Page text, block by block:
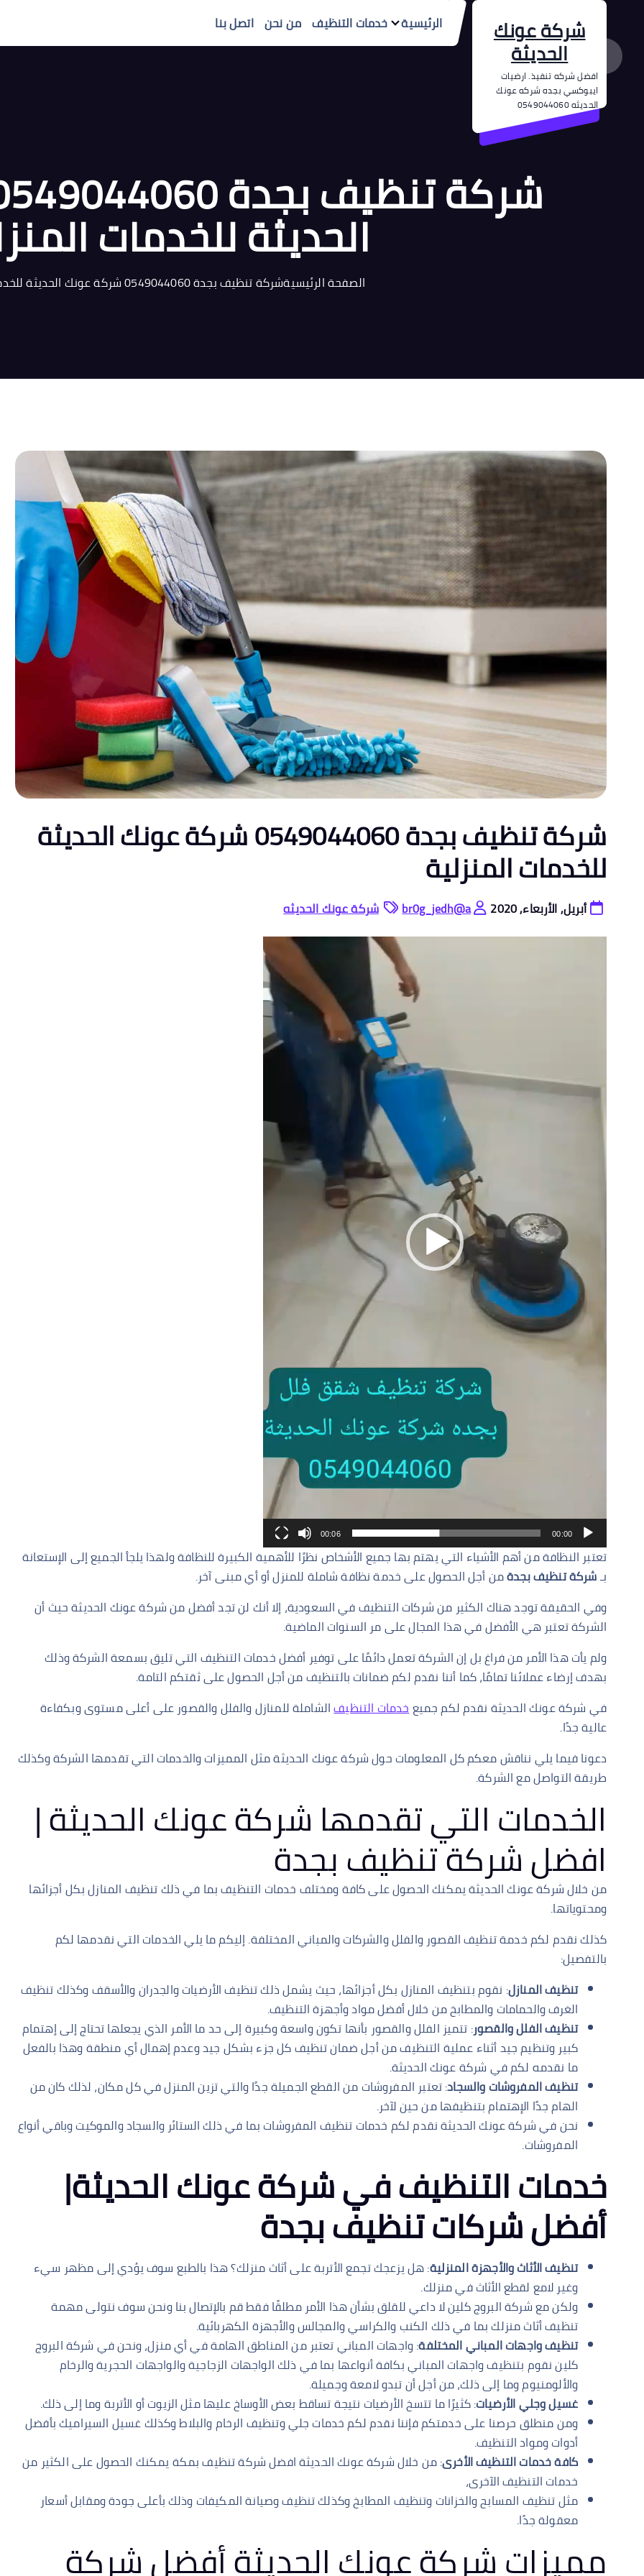
شركة عونك
الحديثة
افضل شركه تنفيذ. ارضيات
ايبوكسي بجده شركه عونك
الحديثه 0549044060
الرئيسية خدمات التنظيف من نحن اتصل بنا
الحديثة للخدمات
الصفحة الرئيسيةشركة تنظيف بجدة 0549044060 شركة عونك الحديثة للخدمات المنزلية
شركة تنظيف بجدة 0549044060 شركة عونك الحديثة
للخدمات المنزلية
أبريل, الأربعاء, 2020 br0g_jedh@a
شركة عونك الحديثه
00:00
00:06
تعتبر النظافة من أهم الأشياء التي يهتم بها جميع الأشخاص نظرًا للأهمية الكبيرة للنظافة ولهذا يلجأ الجميع إلى الإستعانة
بـشركة تنظيف بجدةمن أجل الحصول على خدمة نظافة شاملة للمنزل أو أي مبنى آخر.
وفي الحقيقة توجد هناك الكثير من شركات التنظيف في السعودية، إلا أنك لن تجد أفضل من شركة عونك الحديثة حيث أن
الشركة تعتبر هي الأفضل في هذا المجال على مر السنوات الماضية.
ولم يأت هذا الأمر من فراغ بل إن الشركة تعمل دائمًا على توفير أفضل خدمات التنظيف التي تليق بسمعة الشركة وذلك
بهدف إرضاء عملائنا تمامًا، كما أننا نقدم لكم ضمانات بالتنظيف من أجل الحصول على ثقتكم التامة.
في شركة عونك الحديثة نقدم لكم جميعخدمات التنظيفالشاملة للمنازل والفلل والقصور على أعلى مستوى وبكفاءة
عالية جدًا.
دعونا فيما يلي نناقش معكم كل المعلومات حول شركة عونك الحديثة مثل المميزات والخدمات التي تقدمها الشركة وكذلك
طريقة التواصل مع الشركة.
الخدمات التي تقدمها شركة عونك الحديثة |
افضل شركة تنظيف بجدة
من خلال شركة عونك الحديثة يمكنك الحصول على كافة ومختلف خدمات التنظيف بما في ذلك تنظيف المنازل بكل أجزائها
ومحتوياتها.
كذلك نقدم لكم خدمة تنظيف القصور والفلل والشركات والمباني المختلفة. إليكم ما يلي الخدمات التي نقدمها لكم
بالتفصيل:
تنظيف المنازل: نقوم بتنظيف المنازل بكل أجزائها، حيث يشمل ذلك تنظيف الأرضيات والجدران والأسقف وكذلك تنظيف
الغرف والحمامات والمطابخ من خلال أفضل مواد وأجهزة التنظيف.
تنظيف الفلل والقصور: تتميز الفلل والقصور بأنها تكون واسعة وكبيرة إلى حد ما الأمر الذي يجعلها تحتاج إلى إهتمام
كبير وتنظيم جيد أثناء عملية التنظيف من أجل ضمان تنظيف كل جزء بشكل جيد وعدم إهمال أي منطقة وهذا بالفعل
ما نقدمه لكم في شركة عونك الحديثة.
تنظيف المفروشات والسجاد: تعتبر المفروشات من القطع الجميلة جدًا والتي تزين المنزل في كل مكان، لذلك كان من
الهام جدًا الإهتمام بتنظيفها من حين لآخر.
نحن في شركة عونك الحديثة نقدم لكم خدمات تنظيف المفروشات بما في ذلك الستائر والسجاد والموكيت وباقي أنواع
المفروشات.
خدمات التنظيف في شركة عونك الحديثة|
أفضل شركات تنظيف بجدة
تنظيف الأثاث والأجهزة المنزلية: هل يزعجك تجمع الأتربة على أثاث منزلك؟ هذا بالطبع سوف يؤدي إلى مظهر سيء
وغير لامع لقطع الأثاث في منزلك.
ولكن مع شركة البروج كلين لا داعي للقلق بشأن هذا الأمر مطلقًا فقط قم بالإتصال بنا ونحن سوف نتولى مهمة
تنظيف أثاث منزلك بما في ذلك الكنب والكراسي والمجالس والأجهزة الكهربائية.
تنظيف واجهات المباني المختلفة: واجهات المباني تعتبر من المناطق الهامة في أي منزل، ونحن في شركة البروج
كلين نقوم بتنظيف واجهات المباني بكافة أنواعها بما في ذلك الواجهات الزجاجية والواجهات الحجرية والرخام
والألومنيوم وما إلى ذلك، من أجل أن تبدو لامعة وجميلة.
غسيل وجلي الأرضيات: كثيرًا ما تتسخ الأرضيات نتيجة تساقط بعض الأوساخ عليها مثل الزيوت أو الأتربة وما إلى ذلك.
ومن منطلق حرصنا على خدمتكم فإننا نقدم لكم خدمات جلي وتنظيف الرخام والبلاط وكذلك غسيل السيراميك بأفضل
أدوات ومواد التنظيف.
كافة خدمات التنظيف الأخرى: من خلال شركة عونك الحديثة افضل شركة تنظيف بمكة يمكنك الحصول على الكثير من
خدمات التنظيف الآخرى،
مثل تنظيف المسابح والخزانات وتنظيف المطابخ وكذلك تنظيف وصيانة المكيفات وذلك بأعلى جودة ومقابل أسعار
معقولة جدًا.
مميزات شركة عونك الحديثة أفضل شركة